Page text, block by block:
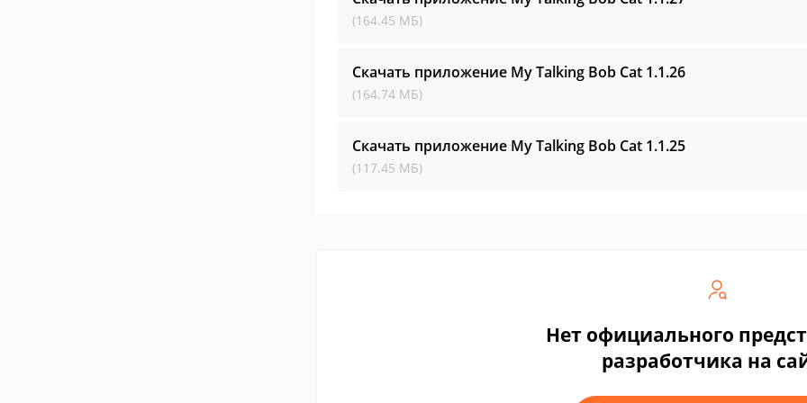
(164.45 МБ)
Скачать приложение My Talking Bob Cat 1.1.26
(164.74 МБ)
Скачать приложение My Talking Bob Cat 1.1.25
(117.45 МБ)
Нет официального
разработчика на